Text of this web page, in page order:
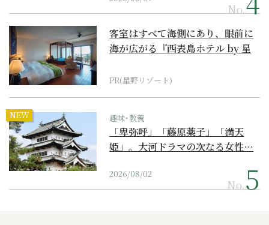
No.
客室はすべて海側にあり、眼前に
海が広がる『西表島ホテル by 星
PR(星野リゾート)
NEW 趣味･教養
「卑弥呼」「藤原薬子」「満天
姫」。大河ドラマの次なる女性…
2026/08/02
No.